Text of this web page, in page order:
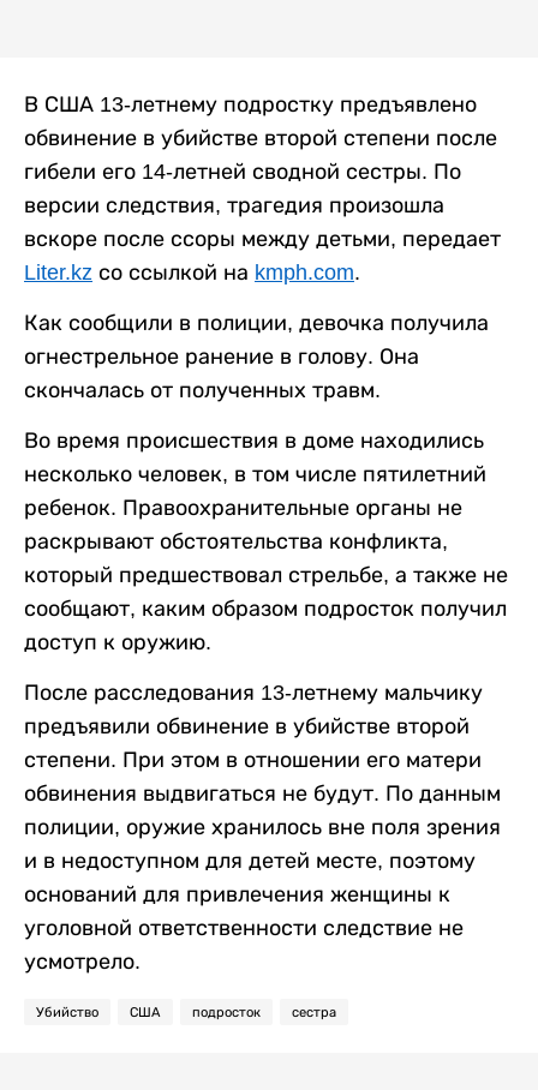
В США 13-летнему подростку предъявлено
обвинение в убийстве второй степени после
гибели его 14-летней сводной сестры. По
версии следствия, трагедия произошла
вскоре после ссоры между детьми, передает
Liter.kz со ссылкой на kmph.com.
Как сообщили в полиции, девочка получила
огнестрельное ранение в голову. Она
скончалась от полученных травм.
Во время происшествия в доме находились
несколько человек, в том числе пятилетний
ребенок. Правоохранительные органы не
раскрывают обстоятельства конфликта,
который предшествовал стрельбе, а также не
сообщают, каким образом подросток получил
доступ к оружию.
После расследования 13-летнему мальчику
предъявили обвинение в убийстве второй
степени. При этом в отношении его матери
обвинения выдвигаться не будут. По данным
полиции, оружие хранилось вне поля зрения
и в недоступном для детей месте, поэтому
оснований для привлечения женщины к
уголовной ответственности следствие не
усмотрело.
Убийство США подросток сестра